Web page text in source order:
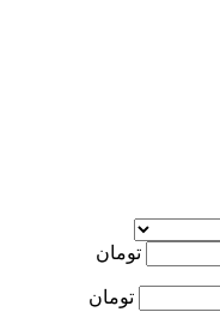
تومان
تومان